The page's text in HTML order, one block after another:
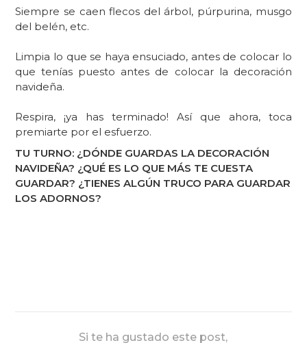
Siempre se caen flecos del árbol, púrpurina, musgo
del belén, etc.
Limpia lo que se haya ensuciado, antes de colocar lo
que tenías puesto antes de colocar la decoración
navideña.
Respira, ¡ya has terminado! Así que ahora, toca
premiarte por el esfuerzo.
TU TURNO: ¿DÓNDE GUARDAS LA DECORACIÓN
NAVIDEÑA? ¿QUÉ ES LO QUE MÁS TE CUESTA
GUARDAR? ¿TIENES ALGÚN TRUCO PARA GUARDAR
LOS ADORNOS?
Si te ha gustado este post,